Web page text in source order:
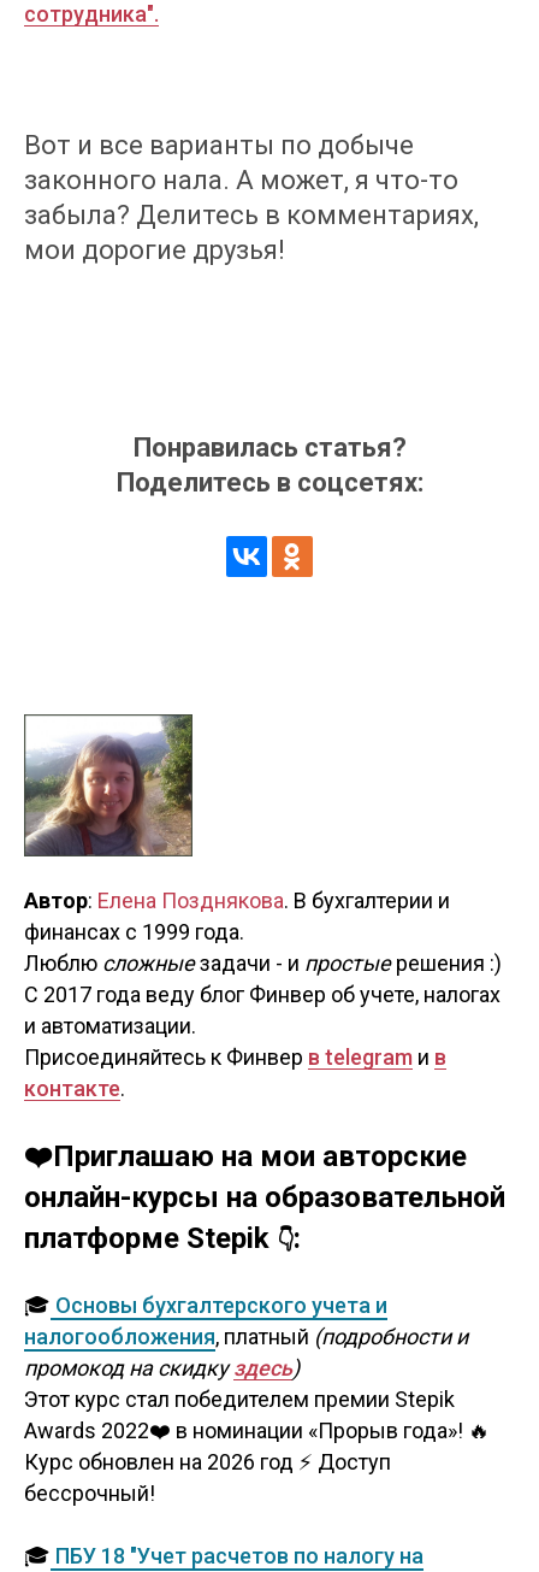
сотрудника".
Вот и все варианты по добыче
законного нала. А может, я что-то
забыла? Делитесь в комментариях,
мои дорогие друзья!
Понравилась статья?
Поделитесь в соцсетях:
Автор: Елена Позднякова. В бухгалтерии и
финансах с 1999 года.
Люблю сложныезадачи - и простыерешения :)
С 2017 года веду блог Финвер об учете, налогах
и автоматизации.
Присоединяйтесь к Финвер в telegram и в
контакте.
❤️Приглашаю на мои авторские
онлайн-курсы на образовательной
платформе Stepik 👇:
🎓 Основы бухгалтерского учета и
налогообложения, платный (подробности и
промокод на скидкуздесь)
Этот курс стал победителем премии Stepik
Awards 2022❤️ в номинации «Прорыв года»! 🔥
Курс обновлен на 2026 год ⚡️ Доступ
бессрочный!
🎓 ПБУ 18 "Учет расчетов по налогу на